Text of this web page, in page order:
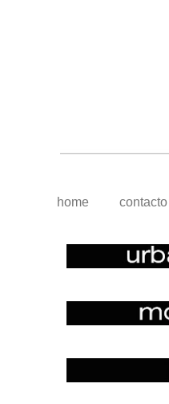
home contacto